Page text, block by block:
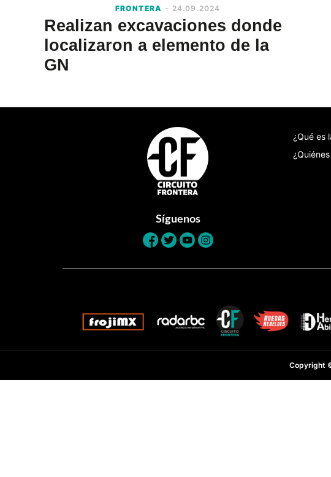
FRONTERA - 24.09.2024
Realizan excavaciones donde
localizaron a elemento de la
GN
Síguenos
¿Qué es
Copyright